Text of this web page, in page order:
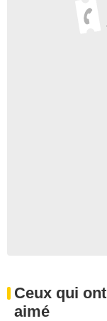
Ceux qui
aimé